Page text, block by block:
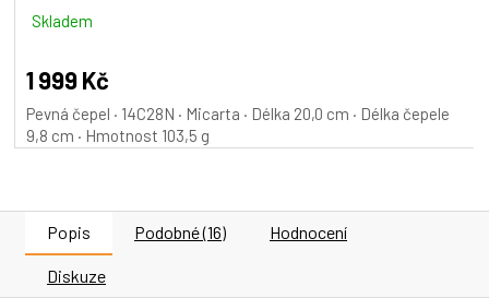
Skladem
1 999 Kč
Pevná čepel · 14C28N · Micarta · Délka 20,0 cm · Délka čepele
9,8 cm · Hmotnost 103,5 g
Popis Podobné (16) Hodnocení
Diskuze